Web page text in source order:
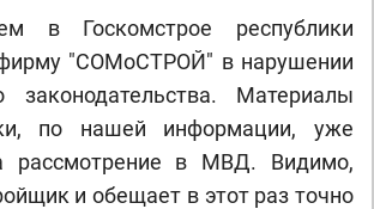
в Госкомстрое республики
"СОМоСТРОЙ" в нарушении
законодательства. Материалы
по нашей информации, уже
рассмотрение в МВД. Видимо,
и обещает в этот раз точно